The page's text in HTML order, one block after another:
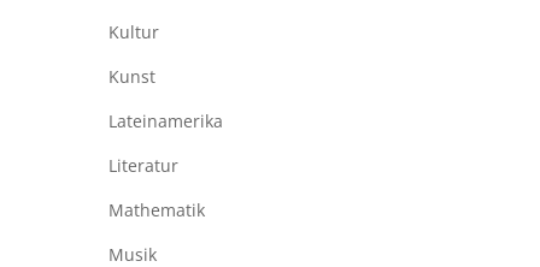
Kultur
Kunst
Lateinamerika
Literatur
Mathematik
Musik